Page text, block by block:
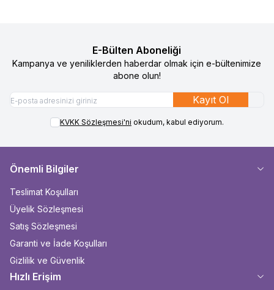
E-Bülten Aboneliği
Kampanya ve yeniliklerden haberdar olmak için e-bültenimize
abone olun!
Kayıt Ol
KVKK Sözleşmesi'ni okudum, kabul ediyorum.
Önemli Bilgiler
Teslimat Koşulları
Üyelik Sözleşmesi
Satış Sözleşmesi
Garanti ve İade Koşulları
Gizlilik ve Güvenlik
Hızlı Erişim